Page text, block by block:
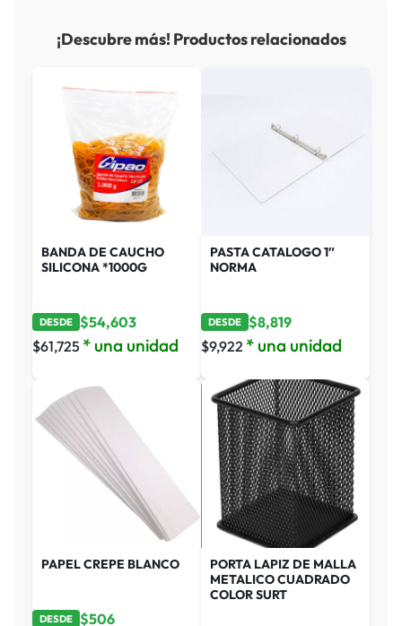
¡Descubre más! Productos relacionados
BANDA DE CAUCHO
SILICONA *1000G
DESDE $54,603
$61,725 * una unidad
PASTA CATALOGO 1″
NORMA
DESDE $8,819
$9,922 * una unidad
PAPEL CREPE BLANCO
DESDE $506
PORTA LAPIZ DE MALLA
METALICO CUADRADO
COLOR SURT